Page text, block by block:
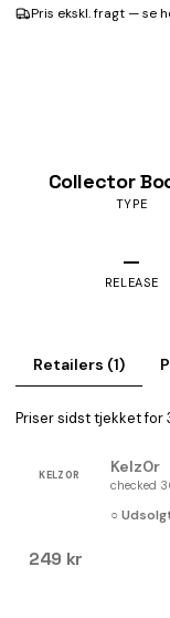
Pris ekskl. fragt — se
Collector
TYPE
—
RELEASE
Retailers (1)
Priser sidst tjekket for
KELZ0R Kelz0r
checked
○
249 kr